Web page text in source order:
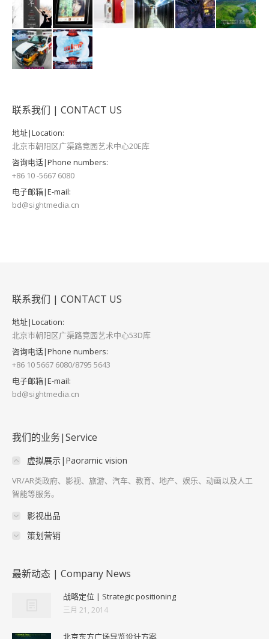
联系我们 | CONTACT US
地址|Location:
北京市朝阳区广渠路竞园艺术中心20E库
咨询电话|Phone numbers:
+86 10 -5667 6080
电子邮箱|E-mail:
bd@sightmedia.cn
联系我们 | CONTACT US
地址|Location:
北京市朝阳区广渠路竞园艺术中心53D库
咨询电话|Phone numbers:
+86 10 5667 6080/8795 5643
电子邮箱|E-mail:
bd@sightmedia.cn
我们的业务|Service
虚拟展示|Paoramic vision
VR/AR类政府、影视、旅游、汽车、教育、地产、娱乐、动画以及人工
智能等服务。
影视出品
策划营销
最新动态 | Company News
战略定位 | Strategic positioning
三月 21, 2014
北京东方广场导览设计方案